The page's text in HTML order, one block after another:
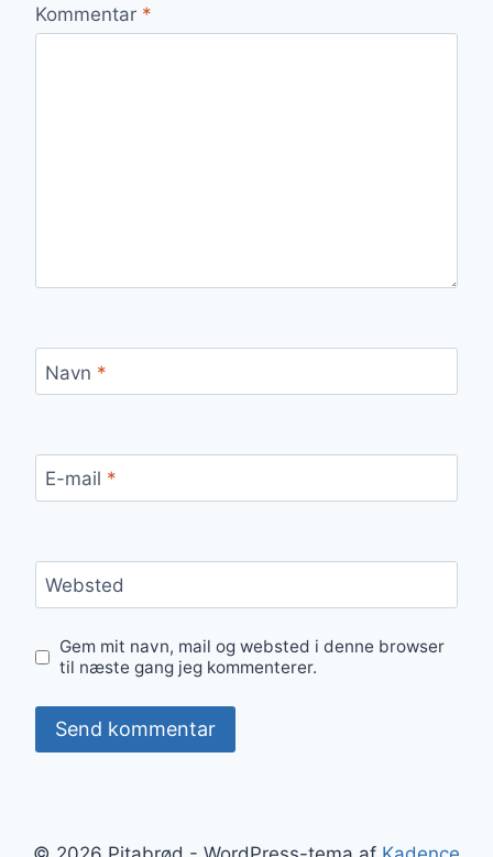
Kommentar *
Navn *
E-mail *
Websted
Gem mit navn, mail og websted i denne browser
til næste gang jeg kommenterer.